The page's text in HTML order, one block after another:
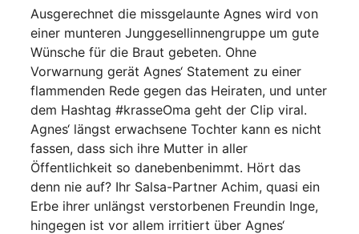
Ausgerechnet die missgelaunte Agnes wird von
einer munteren Junggesellinnengruppe um gute
Wünsche für die Braut gebeten. Ohne
Vorwarnung gerät Agnes‘ Statement zu einer
flammenden Rede gegen das Heiraten, und unter
dem Hashtag #krasseOma geht der Clip viral.
Agnes‘ längst erwachsene Tochter kann es nicht
fassen, dass sich ihre Mutter in aller
Öffentlichkeit so danebenbenimmt. Hört das
denn nie auf? Ihr Salsa-Partner Achim, quasi ein
Erbe ihrer unlängst verstorbenen Freundin Inge,
hingegen ist vor allem irritiert über Agnes‘